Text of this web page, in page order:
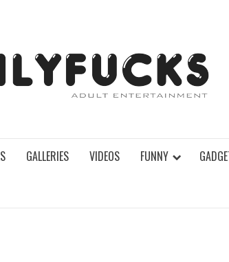
GALLERIES VIDEOS FUNNY